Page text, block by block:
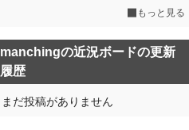
もっと見る
manchingの近況ボードの更新
履歴
まだ投稿がありません